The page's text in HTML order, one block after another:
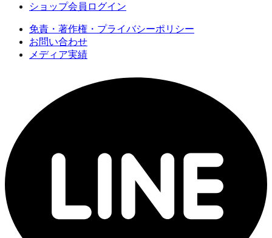
ショップ会員ログイン
免責・著作権・プライバシーポリシー
お問い合わせ
メディア実績